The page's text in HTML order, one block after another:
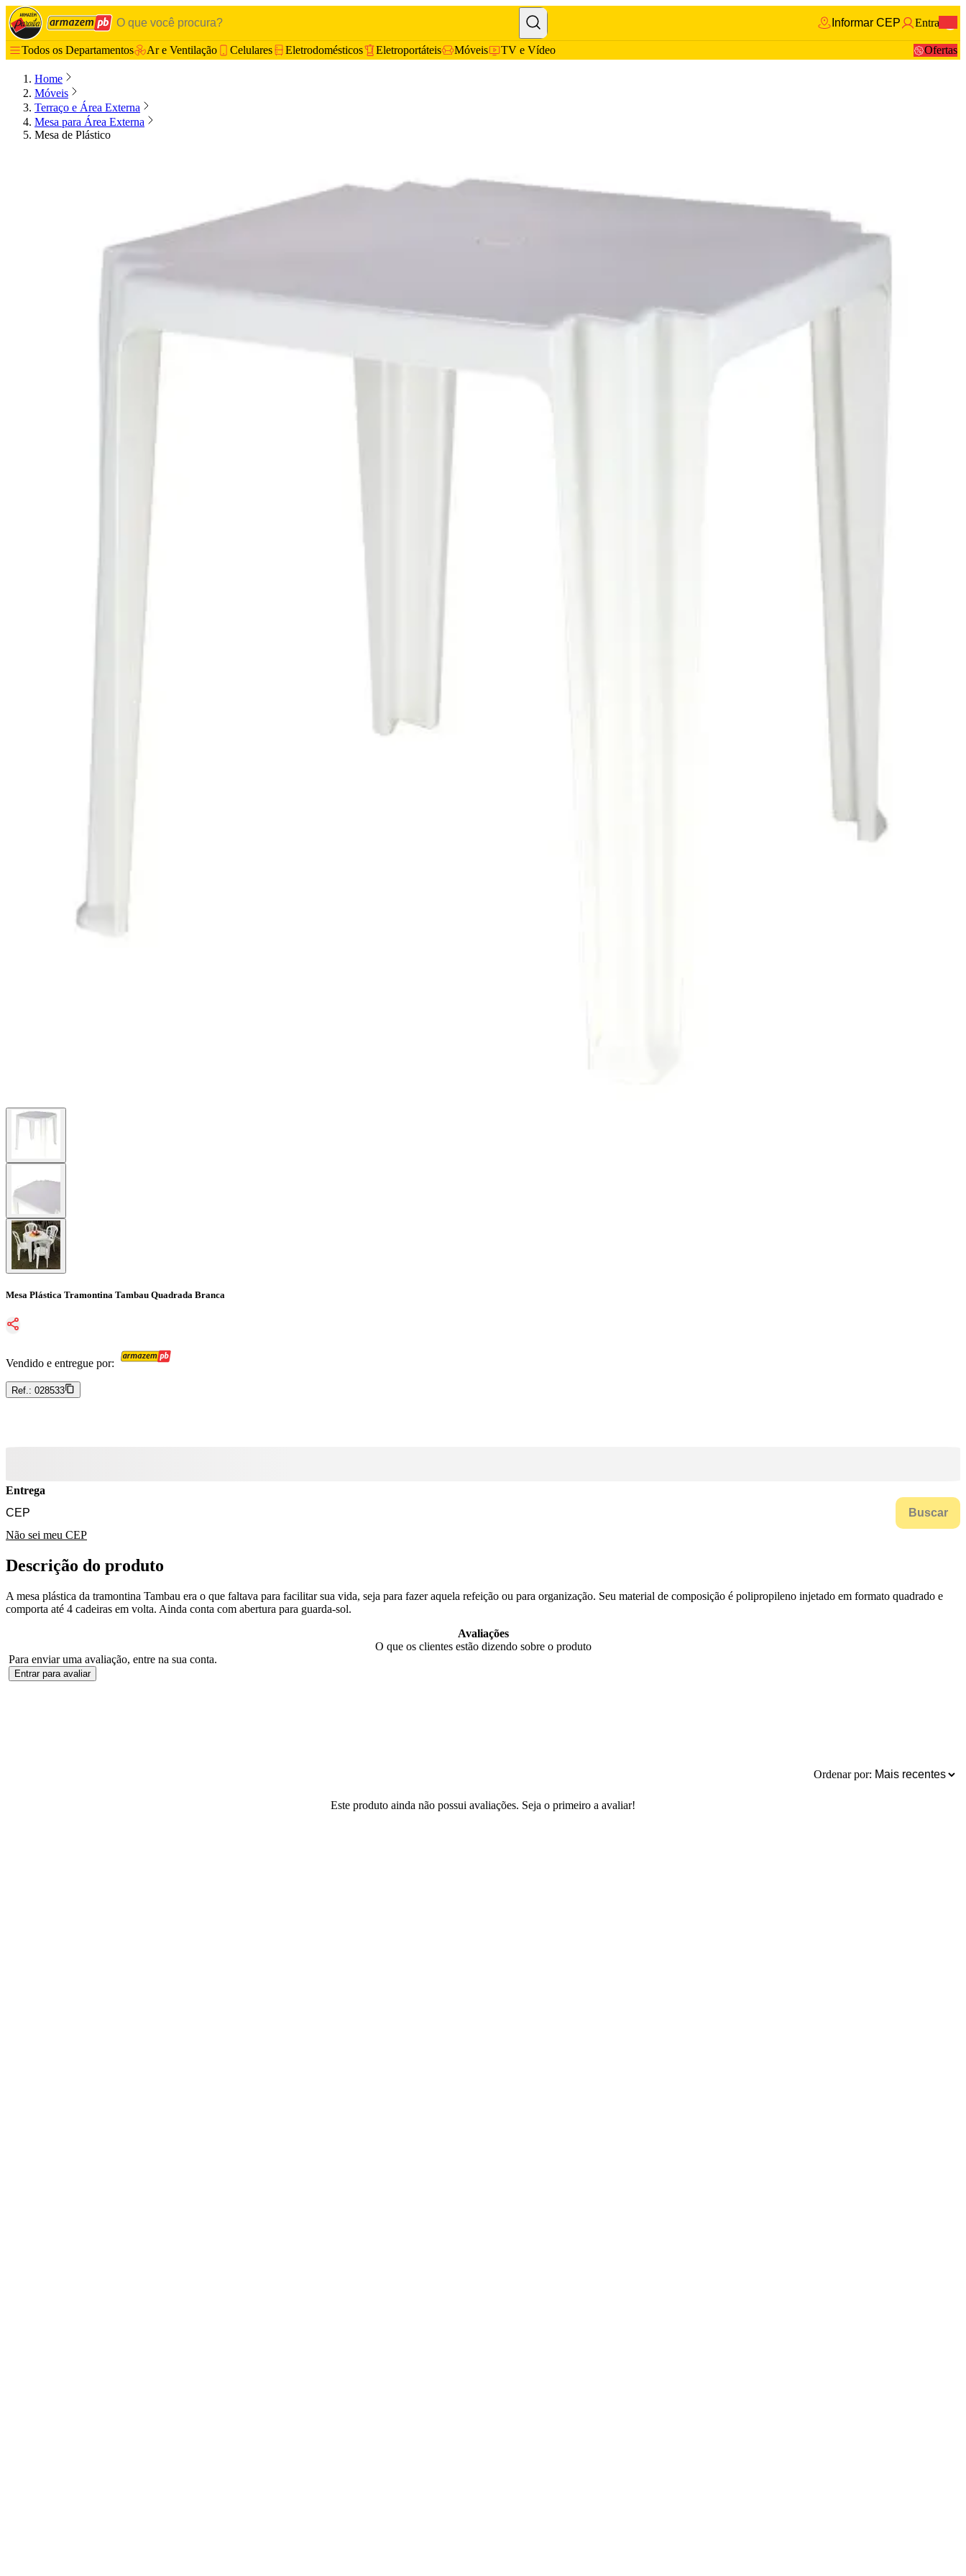
Informar CEP Entrar
Todos os Departamentos Ar e Ventilação Celulares Eletrodomésticos Eletroportáteis Móveis TV e Vídeo Ofertas
Home
Móveis
Terraço e Área Externa
Mesa para Área Externa
Mesa de Plástico
Mesa Plástica Tramontina Tambau Quadrada Branca
Vendido e entregue por:
Ref.: 028533
Entrega
Buscar
Não sei meu CEP
Descrição do produto
A mesa plástica da tramontina Tambau era o que faltava para facilitar sua vida, seja para fazer aquela refeição ou para organização. Seu material de composição é polipropileno injetado em formato quadrado e
comporta até 4 cadeiras em volta. Ainda conta com abertura para guarda-sol.
Avaliações
O que os clientes estão dizendo sobre o produto
Para enviar uma avaliação, entre na sua conta.
Entrar para avaliar
Ordenar por:
Este produto ainda não possui avaliações. Seja o primeiro a avaliar!